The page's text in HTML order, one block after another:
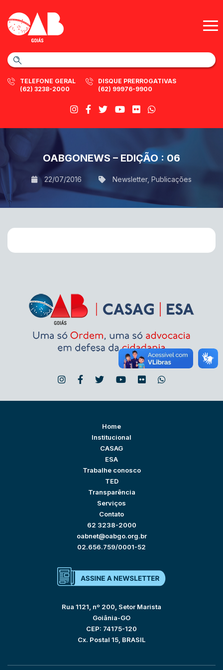
TELEFONE GERAL
(62) 3238-2000
DISQUE PRERROGATIVAS
(62) 99976-9900
OABGONEWS – EDIÇÃO : 06
22/07/2016 Newsletter, Publicações
Home
Institucional
CASAG
ESA
Trabalhe conosco
TED
Transparência
Serviços
Contato
62 3238-2000
oabnet@oabgo.org.br
02.656.759/0001-52
Rua 1121, nº 200, Setor Marista
Goiânia-GO
CEP: 74175-120
Cx. Postal 15, BRASIL